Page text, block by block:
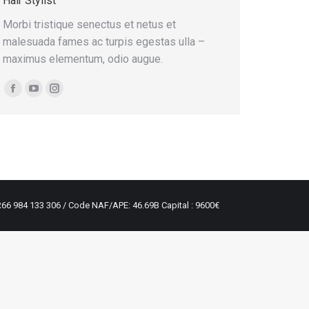
Morbi tristique senectus et netus et
malesuada fames ac turpis egestas ulla –
maximus elementum, odio augue.
Facebook
YouTubeInstagram
984 133 306 / Code NAF/APE: 46.69B Capital : 9600€